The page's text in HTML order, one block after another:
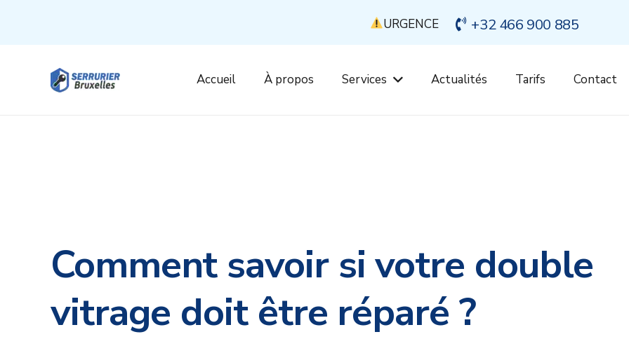
URGENCE +32 466 900 885
Accueil À propos Services Actualités Tarifs Contact
Comment savoir si votre double
vitrage doit être réparé ?